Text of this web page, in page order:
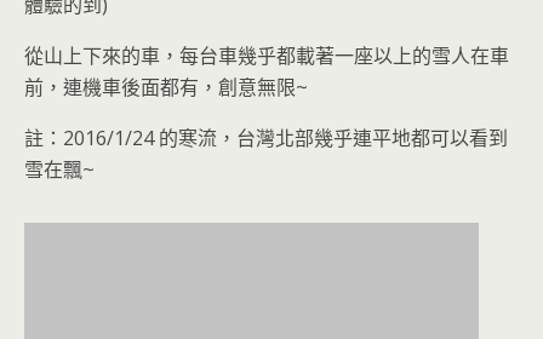
從山上下來的車，每台車幾乎都載著一座以上的雪人在車
前，連機車後面都有，創意無限~
註：2016/1/24 的寒流，台灣北部幾乎連平地都可以看到
雪在飄~